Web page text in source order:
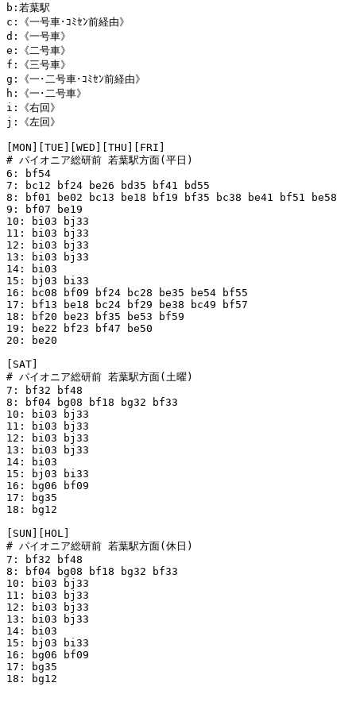
b:若葉駅
c:《一号車･ｺﾐｾﾝ前経由》
d:《一号車》
e:《二号車》
f:《三号車》
g:《一･二号車･ｺﾐｾﾝ前経由》
h:《一･二号車》
i:《右回》
j:《左回》
[MON][TUE][WED][THU][FRI]
# パイオニア総研前 若葉駅方面(平日)
6: bf54
7: bc12 bf24 be26 bd35 bf41 bd55
8: bf01 be02 bc13 be18 bf19 bf35 bc38 be41 bf51 be58
9: bf07 be19
10: bi03 bj33
11: bi03 bj33
12: bi03 bj33
13: bi03 bj33
14: bi03
15: bj03 bi33
16: bc08 bf09 bf24 bc28 be35 be54 bf55
17: bf13 be18 bc24 bf29 be38 bc49 bf57
18: bf20 be23 bf35 be53 bf59
19: be22 bf23 bf47 be50
20: be20
[SAT]
# パイオニア総研前 若葉駅方面(土曜)
7: bf32 bf48
8: bf04 bg08 bf18 bg32 bf33
10: bi03 bj33
11: bi03 bj33
12: bi03 bj33
13: bi03 bj33
14: bi03
15: bj03 bi33
16: bg06 bf09
17: bg35
18: bg12
[SUN][HOL]
# パイオニア総研前 若葉駅方面(休日)
7: bf32 bf48
8: bf04 bg08 bf18 bg32 bf33
10: bi03 bj33
11: bi03 bj33
12: bi03 bj33
13: bi03 bj33
14: bi03
15: bj03 bi33
16: bg06 bf09
17: bg35
18: bg12